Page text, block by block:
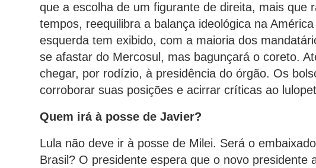
que a escolha de um figurante de direita, mais que
tempos, reequilibra a balança ideológica na
esquerda tem exibido, com a maioria dos
se afastar do Mercosul, mas bagunçará o coreto.
chegar, por rodízio, à presidência do órgão. Os
corroborar suas posições e acirrar críticas ao
Quem irá à posse de Javier?
Lula não deve ir à posse de Milei. Será o
Brasil? O presidente espera que o novo presidente